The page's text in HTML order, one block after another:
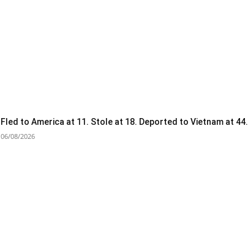
Fled to America at 11. Stole at 18. Deported to Vietnam at 44.
06/08/2026